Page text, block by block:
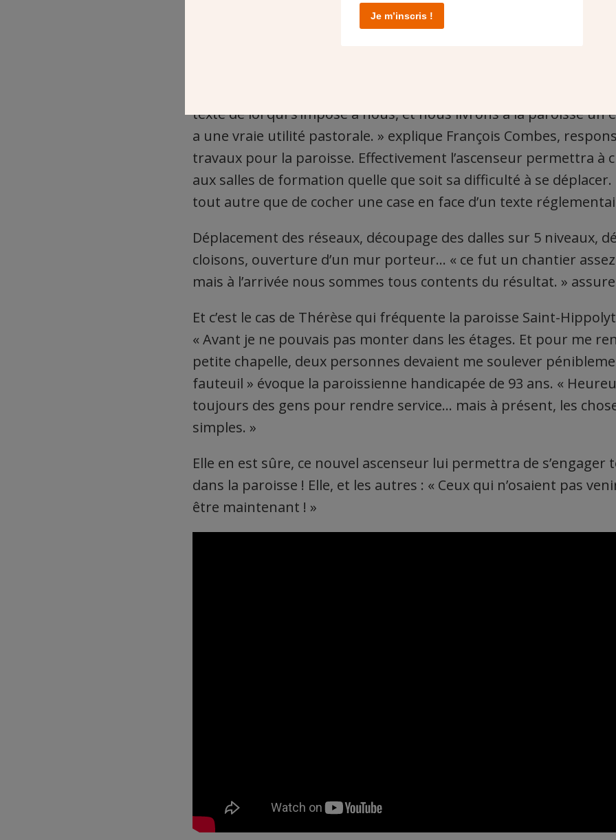
texte de loi qui s’impose à nous, et nous livrons à la paroisse un
a une vraie utilité pastorale. » explique François Combes,
travaux pour la paroisse. Effectivement l’ascenseur permettra à
aux salles de formation quelle que soit sa difficulté à se déplacer.
tout autre que de cocher une case en face d’un texte
Déplacement des réseaux, découpage des dalles sur 5 niveaux,
cloisons, ouverture d’un mur porteur… « ce fut un chantier
mais à l’arrivée nous sommes tous contents du résultat. »
Et c’est le cas de Thérèse qui fréquente la paroisse Saint-
« Avant je ne pouvais pas monter dans les étages. Et pour me
petite chapelle, deux personnes devaient me soulever
fauteuil » évoque la paroissienne handicapée de 93 ans. «
toujours des gens pour rendre service… mais à présent, les
simples. »
Elle en est sûre, ce nouvel ascenseur lui permettra de s’engager
dans la paroisse ! Elle, et les autres : « Ceux qui n’osaient pas
être maintenant ! »
Je m’inscris !